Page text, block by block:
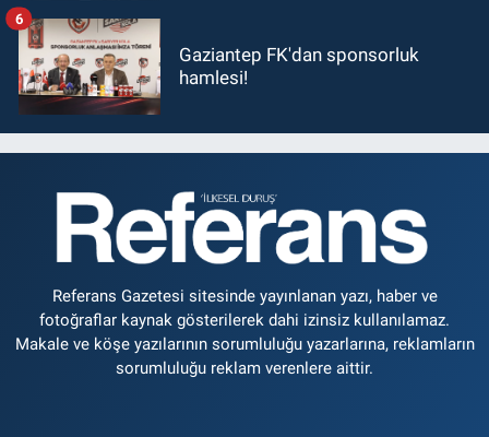
Gaziantep FK'dan sponsorluk
hamlesi!
6
Referans Gazetesi sitesinde yayınlanan yazı, haber ve
fotoğraflar kaynak gösterilerek dahi izinsiz kullanılamaz.
Makale ve köşe yazılarının sorumluluğu yazarlarına, reklamların
sorumluluğu reklam verenlere aittir.